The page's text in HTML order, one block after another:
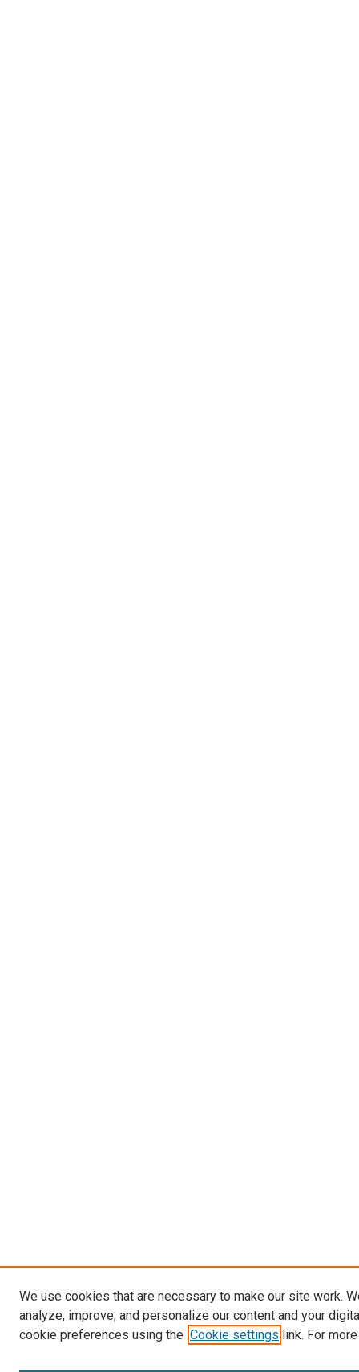
We use cookies that are necessary to make our site work.
analyze, improve, and personalize our content and your
cookie preferences using the Cookie settings link. For